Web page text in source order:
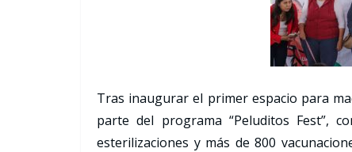
Tras inaugurar el primer espacio para
parte del programa “Peluditos Fest”,
esterilizaciones y más de 800